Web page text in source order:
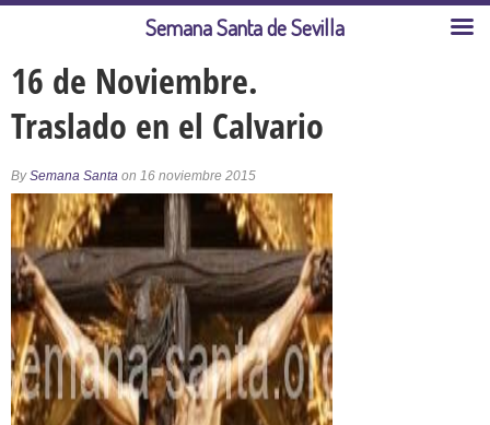
16 de Noviembre.
Traslado en el Calvario
BySemana Santa on 16 noviembre 2015
Semana Santa de Sevilla